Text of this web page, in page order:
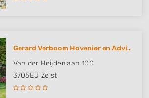
Gerard Verboom Hovenier en Advi..
Van der Heijdenlaan 100
3705EJ Zeist